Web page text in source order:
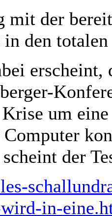
mit der
den
erscheint,
um
Computer
der
in-